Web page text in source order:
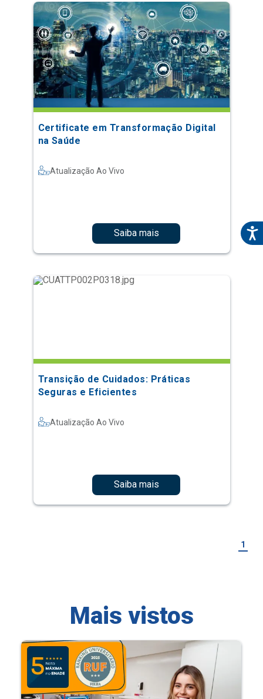
Certificate em Transformação Digital
na Saúde
Atualização Ao Vivo
Saiba mais
Transição de Cuidados: Práticas
Seguras e Eficientes
Atualização Ao Vivo
Saiba mais
1
Mais vistos